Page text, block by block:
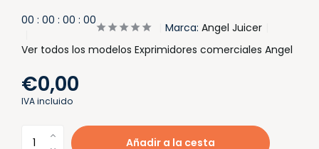
00 : 00 : 00 : 00
Marca: Angel Juicer
Ver todos los modelos Exprimidores comerciales Angel
€0,00
IVA incluido
Añadir a la cesta